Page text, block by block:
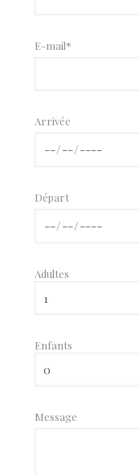
E-mail*
Arrivée
Départ
Adultes
Enfants
Message